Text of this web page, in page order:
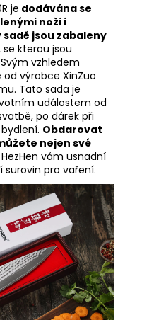
je dodávána se
noži i
jsou zabaleny
se kterou jsou
vzhledem
výrobce XinZuo
Tato sada je
událostem od
po dárek při
Obdarovat
nejen své
HezHen vám usnadní
pro vaření.